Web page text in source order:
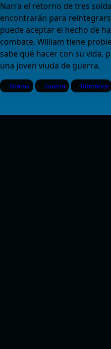
Narra el retorno de tres
encontrarán para
puede aceptar el hecho de
combate, William tiene
sabe qué hacer con su vida,
una joven viuda de guerra.
Drama Guerra Romance